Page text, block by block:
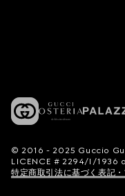
© 2016 - 2025 Guccio
LICENCE # 2294/I/1936
特定商取引法に基づく表記